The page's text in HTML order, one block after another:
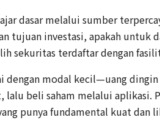
dasar melalui sumber
tujuan investasi, apakah untuk
sekuritas terdaftar dengan
dengan modal kecil—uang
lalu beli saham melalui aplikasi.
punya fundamental kuat dan